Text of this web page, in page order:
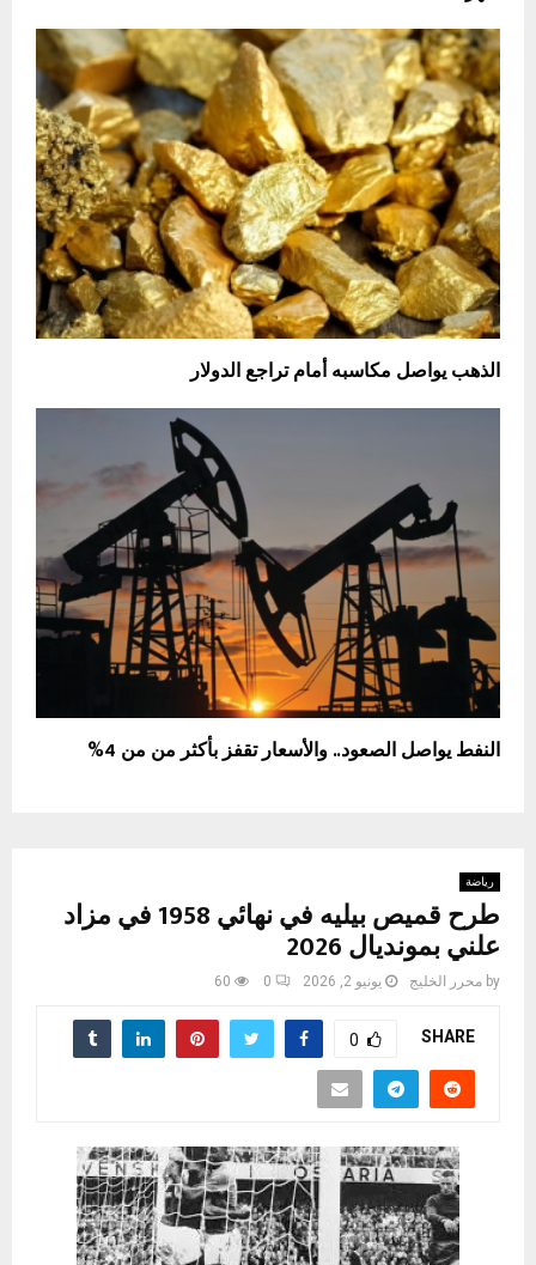
الذهب يواصل مكاسبه أمام تراجع الدولار
النفط يواصل الصعود.. والأسعار تقفز بأكثر من من 4%
رياضة
طرح قميص بيليه في نهائي 1958 في مزاد
علني بمونديال 2026
by محرر الخليج يونيو 2, 2026 0
60
SHARE
0